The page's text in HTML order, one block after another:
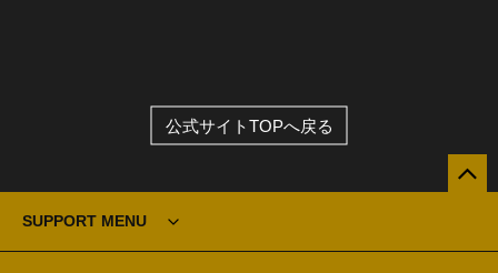
公式サイトTOPへ戻る
SUPPORT MENU